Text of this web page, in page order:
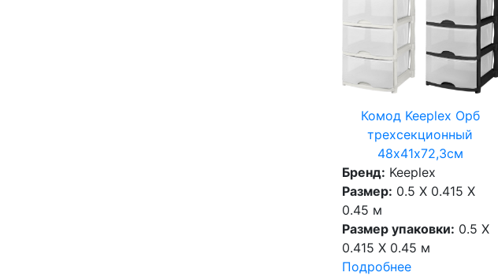
Комод Keeplex Орб
трехсекционный
48х41х72,3см
Бренд: Keeplex
Размер: 0.5 X 0.415 X
0.45 м
Размер упаковки: 0.5 X
0.415 X 0.45 м
Подробнее